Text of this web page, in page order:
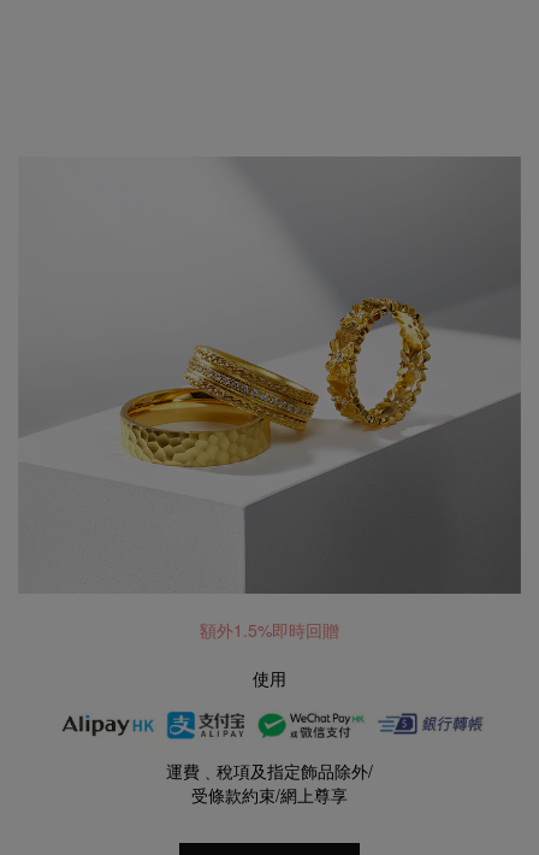
額外1.5%即時回贈
使用
運費﹑稅項及指定飾品除外/
受條款約束/網上尊享